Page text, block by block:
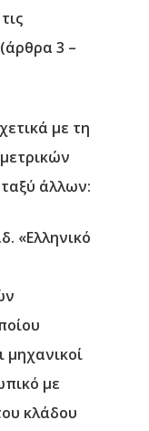
3 –
με τη
άλλων:
«Ελληνικό
μηχανικοί
με
κλάδου